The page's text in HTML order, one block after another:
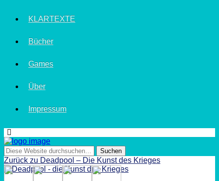
KLARTEXTE
Bücher
Games
Über
Impressum
Zurück zu Deadpool – Die Kunst des Krieges